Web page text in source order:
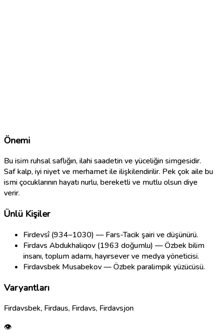
Önemi
Bu isim ruhsal saflığın, ilahi saadetin ve yüceliğin simgesidir.
Saf kalp, iyi niyet ve merhamet ile ilişkilendirilir. Pek çok aile bu
ismi çocuklarının hayatı nurlu, bereketli ve mutlu olsun diye
verir.
Ünlü Kişiler
Firdevsî (934–1030) — Fars-Tacik şairi ve düşünürü.
Firdavs Abdukhaliqov (1963 doğumlu) — Özbek bilim
insanı, toplum adamı, hayırsever ve medya yöneticisi.
Firdavsbek Musabekov — Özbek paralimpik yüzücüsü.
Varyantları
Firdavsbek, Firdaus, Firdavs, Firdavsjon
👁